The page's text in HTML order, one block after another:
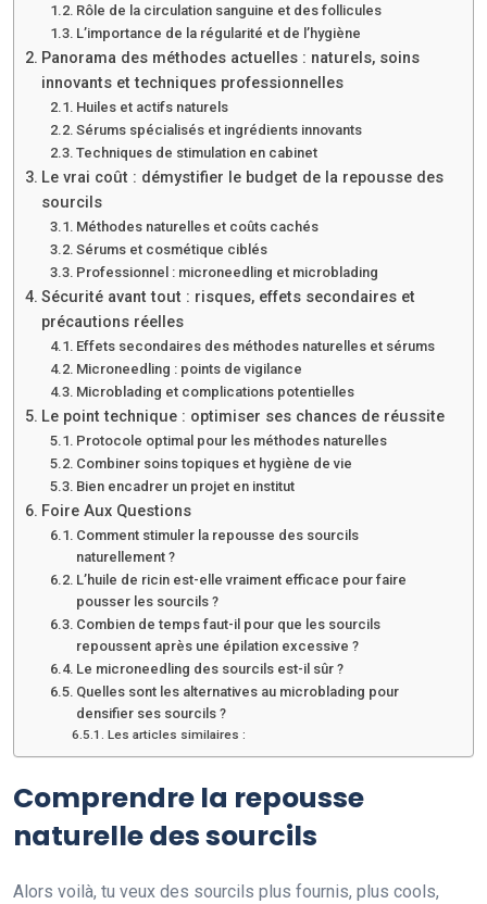
Rôle de la circulation sanguine et des follicules
L’importance de la régularité et de l’hygiène
Panorama des méthodes actuelles : naturels, soins
innovants et techniques professionnelles
Huiles et actifs naturels
Sérums spécialisés et ingrédients innovants
Techniques de stimulation en cabinet
Le vrai coût : démystifier le budget de la repousse des
sourcils
Méthodes naturelles et coûts cachés
Sérums et cosmétique ciblés
Professionnel : microneedling et microblading
Sécurité avant tout : risques, effets secondaires et
précautions réelles
Effets secondaires des méthodes naturelles et sérums
Microneedling : points de vigilance
Microblading et complications potentielles
Le point technique : optimiser ses chances de réussite
Protocole optimal pour les méthodes naturelles
Combiner soins topiques et hygiène de vie
Bien encadrer un projet en institut
Foire Aux Questions
Comment stimuler la repousse des sourcils
naturellement ?
L’huile de ricin est-elle vraiment efficace pour faire
pousser les sourcils ?
Combien de temps faut-il pour que les sourcils
repoussent après une épilation excessive ?
Le microneedling des sourcils est-il sûr ?
Quelles sont les alternatives au microblading pour
densifier ses sourcils ?
Les articles similaires :
Comprendre la repousse
naturelle des sourcils
Alors voilà, tu veux des sourcils plus fournis, plus cools,